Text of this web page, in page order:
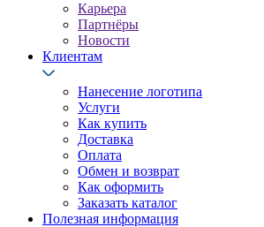
Карьера
Партнёры
Новости
Клиентам
Нанесение логотипа
Услуги
Как купить
Доставка
Оплата
Обмен и возврат
Как оформить
Заказать каталог
Полезная информация